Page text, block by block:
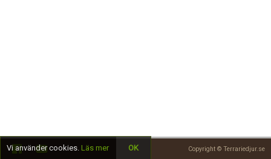
Copyright © Terrariedjur.se
Vi använder cookies. Läs mer OK